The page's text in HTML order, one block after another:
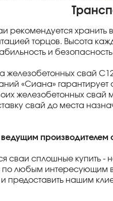
рекомендуется хранить
торцов. Высота
и
железобетонных свай
«Сиана»
железобетонных свай
свай до места
ведущим
сваи сплошные купить -
по любым
предоставить нашим